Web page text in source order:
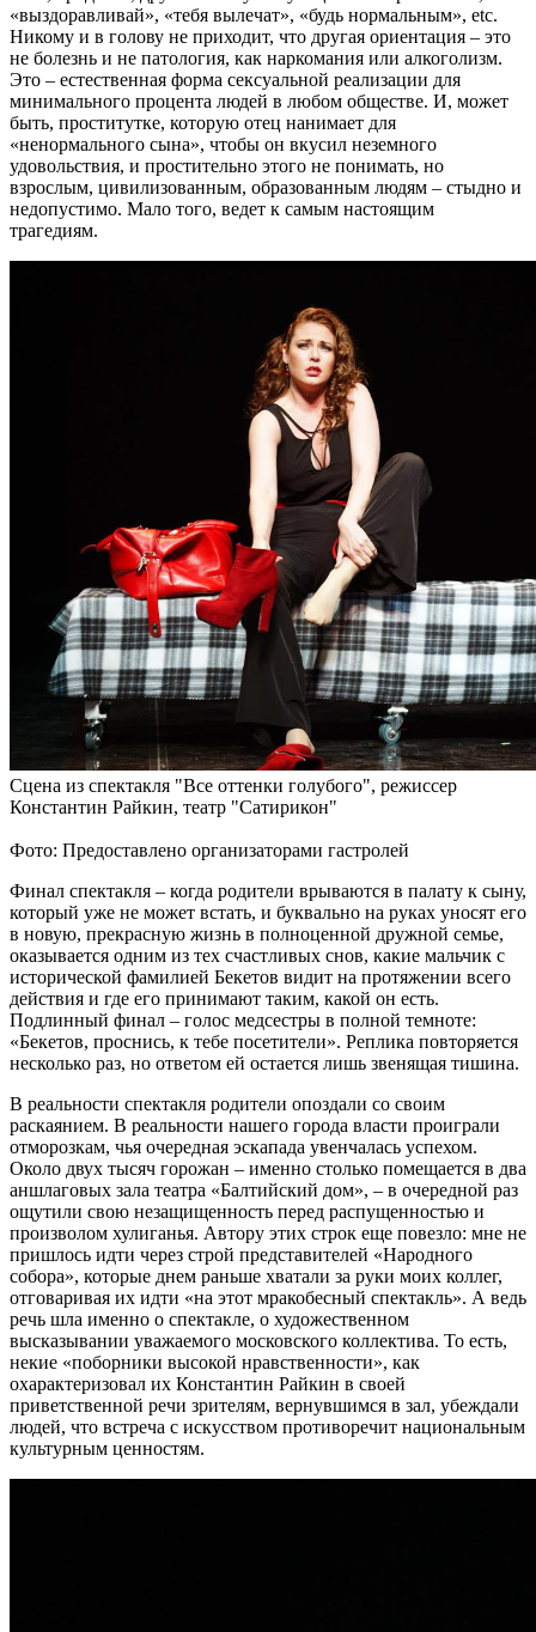
«выздоравливай», «тебя вылечат», «будь нормальным», etc.
Никому и в голову не приходит, что другая ориентация – это
не болезнь и не патология, как наркомания или алкоголизм.
Это – естественная форма сексуальной реализации для
минимального процента людей в любом обществе. И, может
быть, проститутке, которую отец нанимает для
«ненормального сына», чтобы он вкусил неземного
удовольствия, и простительно этого не понимать, но
взрослым, цивилизованным, образованным людям – стыдно и
недопустимо. Мало того, ведет к самым настоящим
трагедиям.
Сцена из спектакля "Все оттенки голубого", режиссер
Константин Райкин, театр "Сатирикон"
Фото: Предоставлено организаторами гастролей
Финал спектакля – когда родители врываются в палату к сыну,
который уже не может встать, и буквально на руках уносят его
в новую, прекрасную жизнь в полноценной дружной семье,
оказывается одним из тех счастливых снов, какие мальчик с
исторической фамилией Бекетов видит на протяжении всего
действия и где его принимают таким, какой он есть.
Подлинный финал – голос медсестры в полной темноте:
«Бекетов, проснись, к тебе посетители». Реплика повторяется
несколько раз, но ответом ей остается лишь звенящая тишина.
В реальности спектакля родители опоздали со своим
раскаянием. В реальности нашего города власти проиграли
отморозкам, чья очередная эскапада увенчалась успехом.
Около двух тысяч горожан – именно столько помещается в два
аншлаговых зала театра «Балтийский дом», – в очередной раз
ощутили свою незащищенность перед распущенностью и
произволом хулиганья. Автору этих строк еще повезло: мне не
пришлось идти через строй представителей «Народного
собора», которые днем раньше хватали за руки моих коллег,
отговаривая их идти «на этот мракобесный спектакль». А ведь
речь шла именно о спектакле, о художественном
высказывании уважаемого московского коллектива. То есть,
некие «поборники высокой нравственности», как
охарактеризовал их Константин Райкин в своей
приветственной речи зрителям, вернувшимся в зал, убеждали
людей, что встреча с искусством противоречит национальным
культурным ценностям.